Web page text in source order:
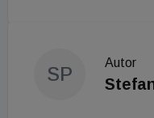
SP
Autor